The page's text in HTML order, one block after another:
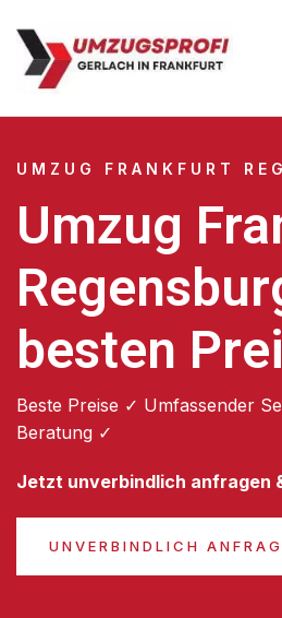
UMZUG FRANKFURT
Umzug
besten
Beste Preise ✓ Umfassender
Beratung ✓
Jetzt unverbindlich anfragen
UNVERBINDLICH